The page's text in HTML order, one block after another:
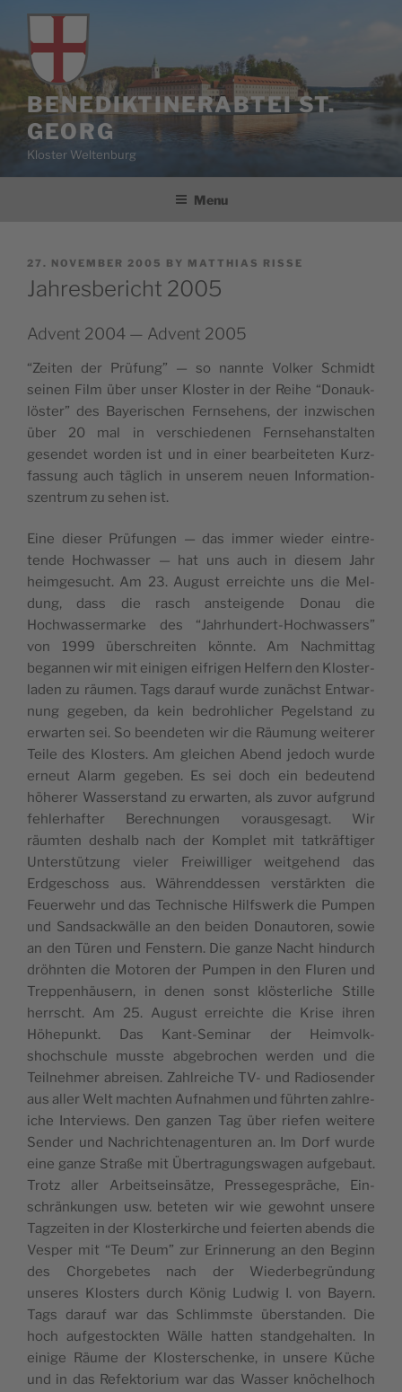
content
BENEDIKTINERABTEI ST.
GEORG
Kloster Weltenburg
Menu
POSTED
ON
27. NOVEMBER 2005 BY MATTHIAS RISSE
Jahresbericht 2005
Advent 2004 — Advent 2005
“Zeit­en der Prü­fung” — so nan­nte Volk­er Schmidt
seinen Film über unser Kloster in der Rei­he “Donauk­
löster” des Bay­erischen Fernse­hens, der inzwis­chen
über 20 mal in ver­schiede­nen Fernse­hanstal­ten
gesendet wor­den ist und in ein­er bear­beit­eten Kurz­
fas­sung auch täglich in unserem neuen Infor­ma­tion­
szen­trum zu sehen ist.
Eine dieser Prü­fun­gen — das immer wieder ein­tre­
tende Hochwass­er — hat uns auch in diesem Jahr
heimge­sucht. Am 23. August erre­ichte uns die Mel­
dung, dass die rasch ansteigende Donau die
Hochwasser­marke des “Jahrhun­dert-Hochwassers”
von 1999 über­schre­it­en kön­nte. Am Nach­mit­tag
began­nen wir mit eini­gen eifrigen Helfern den Kloster­
laden zu räu­men. Tags darauf wurde zunächst Ent­war­
nung gegeben, da kein bedrohlich­er Pegel­stand zu
erwarten sei. So been­de­ten wir die Räu­mung weit­er­er
Teile des Klosters. Am gle­ichen Abend jedoch wurde
erneut Alarm gegeben. Es sei doch ein bedeu­tend
höher­er Wasser­stand zu erwarten, als zuvor auf­grund
fehler­hafter Berech­nun­gen voraus­ge­sagt. Wir
räumten deshalb nach der Kom­plet mit tatkräftiger
Unter­stützung viel­er Frei­williger weit­ge­hend das
Erdgeschoss aus. Während­dessen ver­stärk­ten die
Feuer­wehr und das Tech­nis­che Hil­f­swerk die Pumpen
und Sand­sack­wälle an den bei­den Donau­toren, sowie
an den Türen und Fen­stern. Die ganze Nacht hin­durch
dröh­n­ten die Motoren der Pumpen in den Fluren und
Trep­pen­häusern, in denen son­st klöster­liche Stille
herrscht. Am 25. August erre­ichte die Krise ihren
Höhep­unkt. Das Kant-Sem­i­nar der Heimvolk­
shochschule musste abge­brochen wer­den und die
Teil­nehmer abreisen. Zahlre­iche TV- und Radiosender
aus aller Welt macht­en Auf­nah­men und führten zahlre­
iche Inter­views. Den ganzen Tag über riefen weit­ere
Sender und Nachricht­e­na­gen­turen an. Im Dorf wurde
eine ganze Straße mit Über­tra­gungswa­gen aufge­baut.
Trotz aller Arbeit­sein­sätze, Pressege­spräche, Ein­
schränkun­gen usw. beteten wir wie gewohnt unsere
Tagzeit­en in der Klosterkirche und feierten abends die
Ves­per mit “Te Deum” zur Erin­nerung an den Beginn
des Chorge­betes nach der Wieder­be­grün­dung
unseres Klosters durch König Lud­wig I. von Bay­ern.
Tags darauf war das Schlimm­ste über­standen. Die
hoch aufge­stock­ten Wälle hat­ten standge­hal­ten. In
einige Räume der Kloster­schenke, in unsere Küche
und in das Refek­to­ri­um war das Wass­er knöchel­hoch